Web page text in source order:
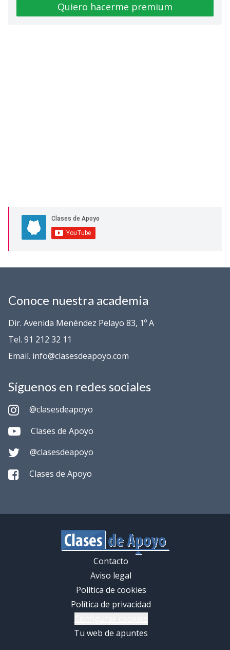
Quiero hacerme premium
Conoce nuestra academia
Dir. Avenida Menéndez Pelayo 83, 1º A
Tel. 91 212 32 11
Email. info@clasesdeapoyo.com
Síguenos en redes sociales
@clasesdeapoyo
Clases de Apoyo
@clasesdeapoyo
Clases de Apoyo
Contacto
Aviso legal
Política de cookies
Política de privacidad
Tu web de apuntes